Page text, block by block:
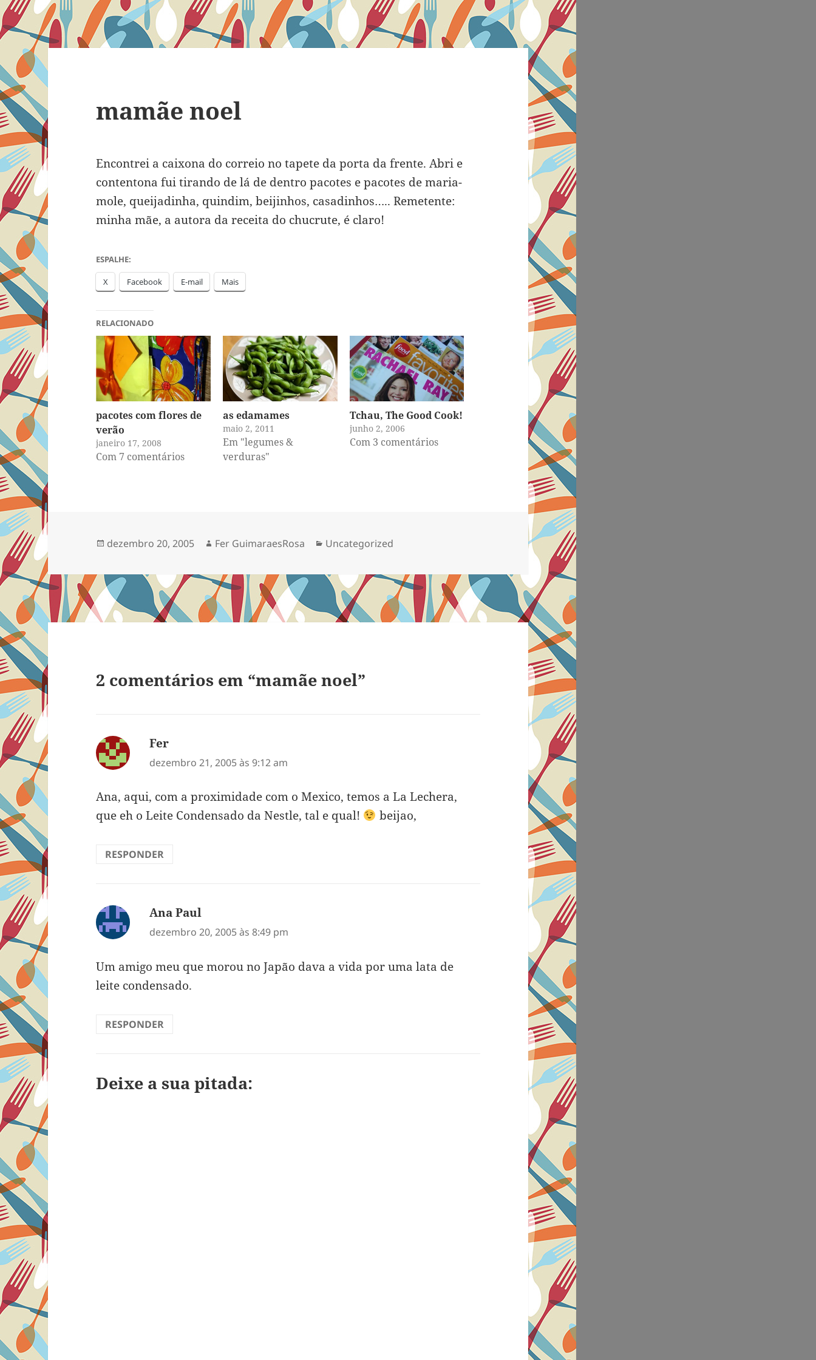
mamãe noel
Encontrei a caixona do correio no tapete da porta da frente. Abri e
contentona fui tirando de lá de dentro pacotes e pacotes de maria-
mole, queijadinha, quindim, beijinhos, casadinhos….. Remetente:
minha mãe, a autora da receita do chucrute, é claro!
ESPALHE:
X Facebook E-mail Mais
RELACIONADO
pacotes com flores de
verão
janeiro 17, 2008
Com 7 comentários
as edamames
maio 2, 2011
Em "legumes &
verduras"
Tchau, The Good Cook!
junho 2, 2006
Com 3 comentários
Publicado
dezembro 20, 2005 Autor
Fer GuimaraesRosa Categorias
Uncategorized
2 comentários em “mamãe noel”
Fer
dezembro 21, 2005 às 9:12 am
Ana, aqui, com a proximidade com o Mexico, temos a La Lechera,
que eh o Leite Condensado da Nestle, tal e qual!
beijao,
RESPONDER
Ana Paul
dezembro 20, 2005 às 8:49 pm
Um amigo meu que morou no Japão dava a vida por uma lata de
leite condensado.
RESPONDER
Deixe a sua pitada: